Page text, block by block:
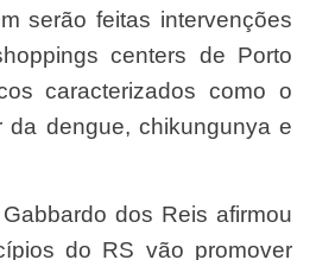
serão feitas intervenções
centers de Porto
caracterizados como o
da dengue, chikungunya e
do RS vão promover